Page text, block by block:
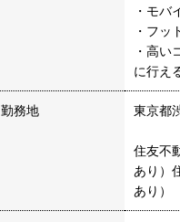
・モバ
・フッ
・高い
に行え
勤務地 東京都
住友不
あり）
あり）